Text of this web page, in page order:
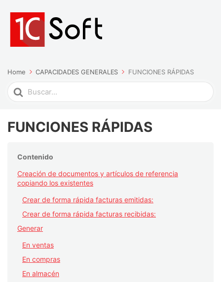
Home CAPACIDADES GENERALES FUNCIONES RÁPIDAS
Search
For
FUNCIONES RÁPIDAS
Contenido
Creación de documentos y artículos de referencia
copiando los existentes
Crear de forma rápida facturas emitidas:
Crear de forma rápida facturas recibidas:
Generar
En ventas
En compras
En almacén